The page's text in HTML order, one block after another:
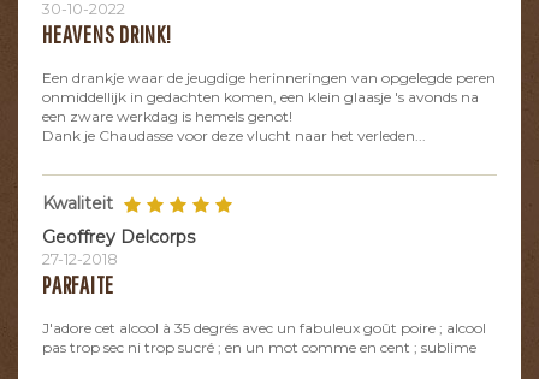
30-10-2022
HEAVENS DRINK!
Een drankje waar de jeugdige herinneringen van opgelegde peren
onmiddellijk in gedachten komen, een klein glaasje 's avonds na
een zware werkdag is hemels genot!
Dank je Chaudasse voor deze vlucht naar het verleden...
Kwaliteit
Geoffrey Delcorps
27-12-2018
PARFAITE
J'adore cet alcool à 35 degrés avec un fabuleux goût poire ; alcool
pas trop sec ni trop sucré ; en un mot comme en cent ; sublime